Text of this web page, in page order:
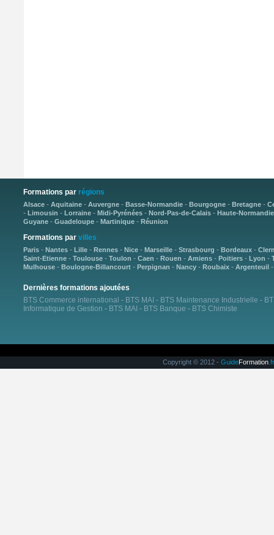
Formations par régions
Alsace- Aquitaine- Auvergne- Basse-Normandie- Bourgogne- Bretagne-
- Limousin - Lorraine- Midi-Pyrénées- Nord-Pas-de-Calais- Haute-Normandie
Guyane- Guadeloupe- Martinique- Réunion
Formations par villes
Paris- Nantes- Lille- Rennes- Nice- Marseille- Strasbourg - Bordeaux-
Saint-Etienne- Toulouse- Toulon - Caen - Rouen - Amiens- Poitiers- Lyon -
Mulhouse- Boulogne-Billancourt- Perpignan - Nancy- Roubaix- Argenteuil
Dernières formations ajoutées
BTS Commerce international - BTS MAI - BTS Maintenance Industrielle -
Informatique de Gestion - BTS MAI - BTS Banque - BTS Chimiste
Copyright © 2012 - GuideFormation.fr